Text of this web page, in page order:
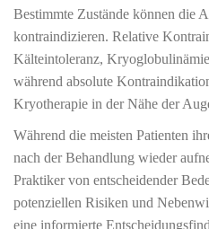
Bestimmte Zustände können die
kontraindizieren. Relative
Kälteintoleranz,
während absolute
Kryotherapie in der Nähe der
Während die meisten Patienten
nach der Behandlung wieder
Praktiker von entscheidender
potenziellen Risiken und
eine informierte